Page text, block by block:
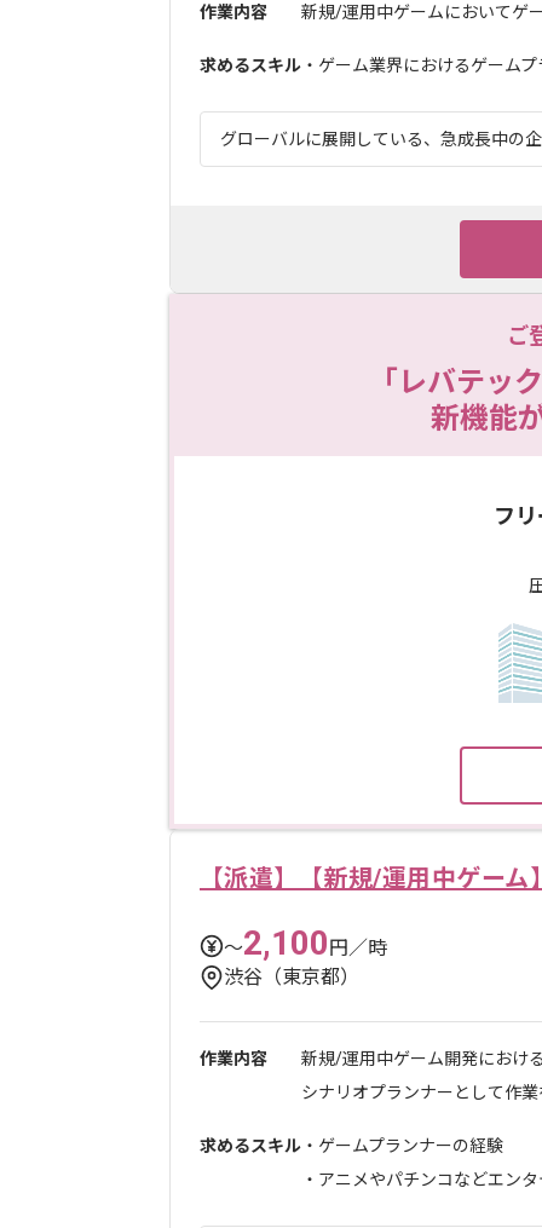
作業内容 新規/運用中ゲームにおいてゲ
求めるスキル ・ゲーム業界におけるゲーム
グローバルに展開している、急成長中の
ご
「レバテッ
新機能
フ
【派遣】【新規/運用中ゲー
〜2,100円／時
渋谷（東京都）
作業内容
新規/運用中ゲーム開発におけ
シナリオプランナーとして作
求めるスキル ・ゲームプランナーの経験
・アニメやパチンコなどエン